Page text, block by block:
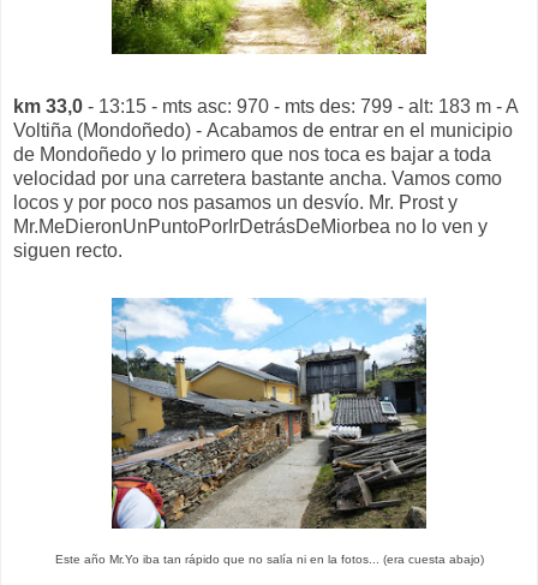
km 33,0 - 13:15 - mts asc: 970 - mts des: 799 - alt: 183 m - A
Voltiña (Mondoñedo) - Acabamos de entrar en el municipio
de Mondoñedo y lo primero que nos toca es bajar a toda
velocidad por una carretera bastante ancha. Vamos como
locos y por poco nos pasamos un desvío. Mr. Prost y
Mr.MeDieronUnPuntoPorIrDetrásDeMiorbea no lo ven y
siguen recto.
Este año Mr.Yo iba tan rápido que no salía ni en la fotos... (era cuesta abajo)